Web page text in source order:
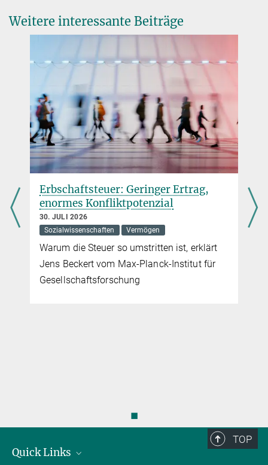
Wissenschaftlicher Mitarbeiter
Max-Planck-Institut für demografische Forschung, Rostock
Presse- und Öffentlichkeitsarbeit
Max-Planck-Institut für demografische Forschung, Rostock
+49 381 2081-0
presse@...
Social Science Research
Weitere interessante Beiträge
Erbschaftsteuer: Geringer Ertrag,
enormes Konfliktpotenzial
30. JULI 2026
Sozialwissenschaften
Vermögen
Warum die Steuer so umstritten ist, erklärt
Jens Beckert vom Max-Planck-Institut für
Gesellschaftsforschung
◼
TOP
Quick Links